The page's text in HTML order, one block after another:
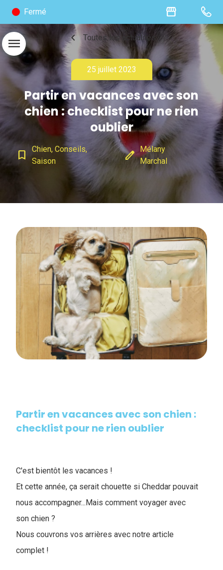
Fermé storefront
menu chevron_left Toutes les actualités
25 juillet 2023
Partir en vacances avec son
chien : checklist pour ne rien
oublier
bookmark_border Chien, Conseils,
Saison
edit Mélany
Marchal
Partir en vacances avec son chien :
checklist pour ne rien oublier
C'est bientôt les vacances !
Et cette année, ça serait chouette si Cheddar pouvait
nous accompagner...Mais comment voyager avec
son chien ?
Nous couvrons vos arrières avec notre article
complet !